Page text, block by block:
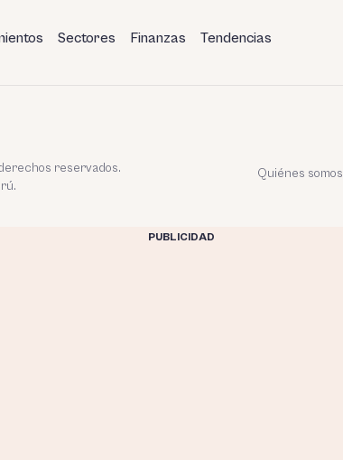
Sectores Finanzas Tendencias
Quiénes somos
reservados.
PUBLICIDAD